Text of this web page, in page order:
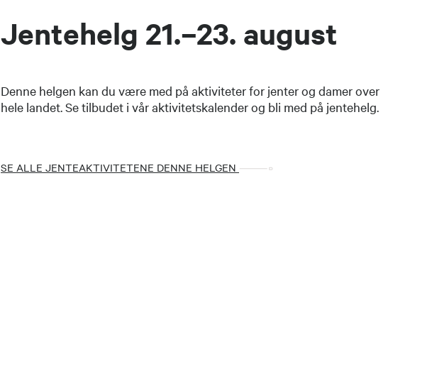
Jentehelg 21.–23. august
Denne helgen kan du være med på aktiviteter for jenter og damer over
hele landet. Se tilbudet i vår aktivitetskalender og bli med på jentehelg.
SE ALLE JENTEAKTIVITETENE DENNE HELGEN